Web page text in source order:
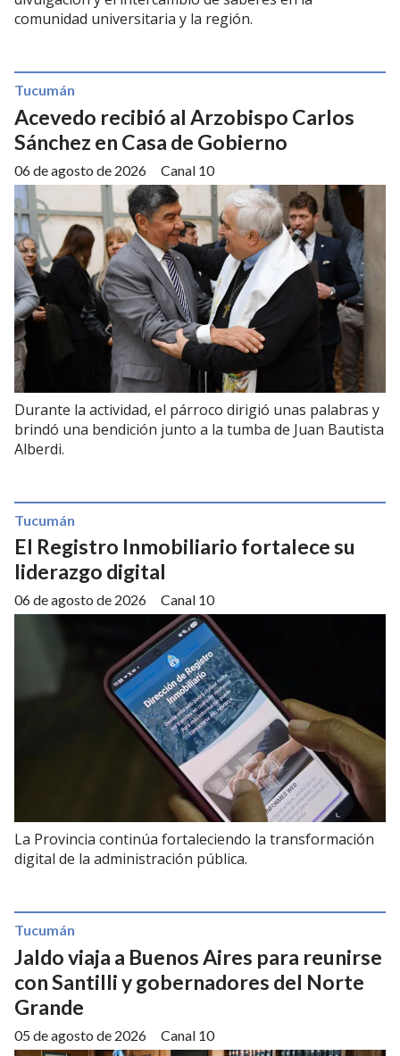
comunidad universitaria y la región.
Acevedo recibió al Arzobispo Carlos
Sánchez en Casa de Gobierno
Canal 10
Tucumán
06 de agosto de 2026
Durante la actividad, el párroco dirigió unas palabras y
brindó una bendición junto a la tumba de Juan Bautista
Alberdi.
El Registro Inmobiliario fortalece su
liderazgo digital
Canal 10
Tucumán
06 de agosto de 2026
La Provincia continúa fortaleciendo la transformación
digital de la administración pública.
Jaldo viaja a Buenos Aires para reunirse
con Santilli y gobernadores del Norte
Grande
Canal 10
Tucumán
05 de agosto de 2026